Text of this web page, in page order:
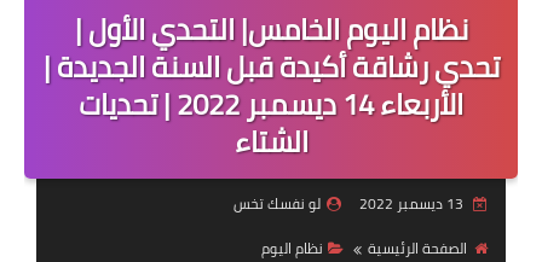
أنظمة المسابقات
نظام اليوم
أنظمة التثبيت بعد الرجيم
أنظمة شهر رمضان
نظام اليوم الخامس| التحدي الأول |
تحدي رشاقة أكيدة قبل السنة الجديدة |
الأربعاء 14 ديسمبر 2022 | تحديات
الشتاء
لو نفسك تخس
الصفحة الرئيسية
نظام اليوم